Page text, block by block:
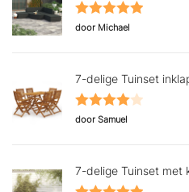
Gewaardeerd
door Michael
7-delige Tuinset
Gewaardeerd
door Samuel
7-delige Tuinset met